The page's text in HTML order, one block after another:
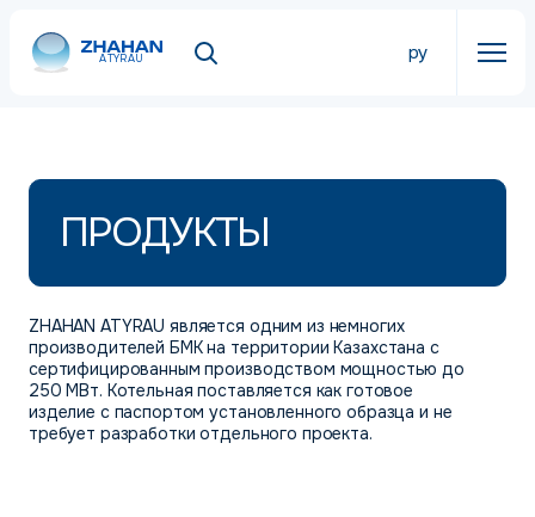
ATYRAU ру
ПРОДУКТЫ
ZHAHAN ATYRAU является одним из немногих
производителей БМК на территории Казахстана с
сертифицированным производством мощностью до
250 МВт. Котельная поставляется как готовое
изделие с паспортом установленного образца и не
требует разработки отдельного проекта.